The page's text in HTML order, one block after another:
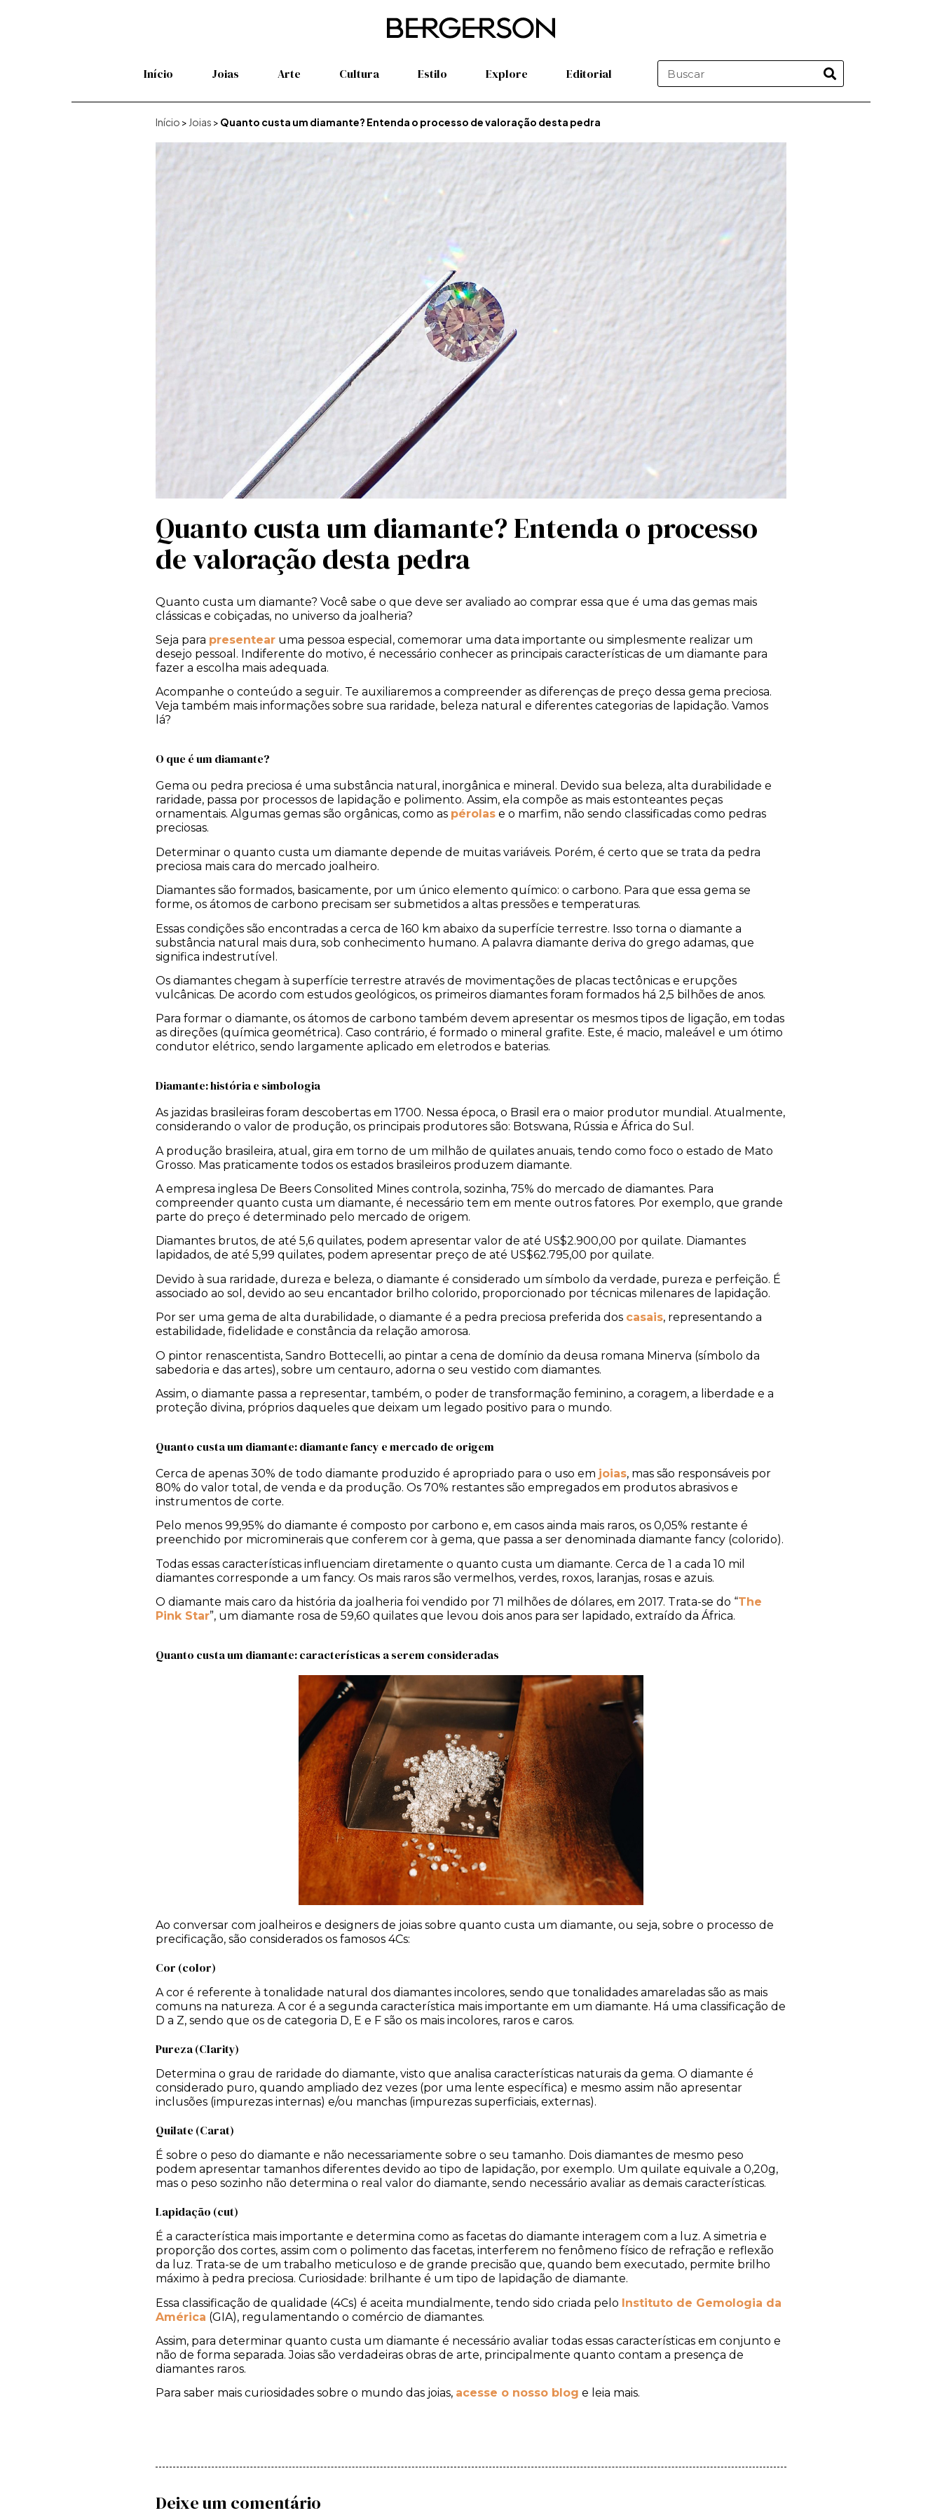
Início Joias Arte Cultura Estilo Explore Editorial
Início > Joias > Quanto custa um diamante? Entenda o processo de valoração desta pedra
Quanto custa um diamante? Entenda o processo
de valoração desta pedra
Quanto custa um diamante? Você sabe o que deve ser avaliado ao comprar essa que é uma das gemas mais
clássicas e cobiçadas, no universo da joalheria?
Seja para presentear uma pessoa especial, comemorar uma data importante ou simplesmente realizar um
desejo pessoal. Indiferente do motivo, é necessário conhecer as principais características de um diamante para
fazer a escolha mais adequada.
Acompanhe o conteúdo a seguir. Te auxiliaremos a compreender as diferenças de preço dessa gema preciosa.
Veja também mais informações sobre sua raridade, beleza natural e diferentes categorias de lapidação. Vamos
lá?
O que é um diamante?
Gema ou pedra preciosa é uma substância natural, inorgânica e mineral. Devido sua beleza, alta durabilidade e
raridade, passa por processos de lapidação e polimento. Assim, ela compõe as mais estonteantes peças
ornamentais. Algumas gemas são orgânicas, como as pérolas e o marfim, não sendo classificadas como pedras
preciosas.
Determinar o quanto custa um diamante depende de muitas variáveis. Porém, é certo que se trata da pedra
preciosa mais cara do mercado joalheiro.
Diamantes são formados, basicamente, por um único elemento químico: o carbono. Para que essa gema se
forme, os átomos de carbono precisam ser submetidos a altas pressões e temperaturas.
Essas condições são encontradas a cerca de 160 km abaixo da superfície terrestre. Isso torna o diamante a
substância natural mais dura, sob conhecimento humano. A palavra diamante deriva do grego adamas, que
significa indestrutível.
Os diamantes chegam à superfície terrestre através de movimentações de placas tectônicas e erupções
vulcânicas. De acordo com estudos geológicos, os primeiros diamantes foram formados há 2,5 bilhões de anos.
Para formar o diamante, os átomos de carbono também devem apresentar os mesmos tipos de ligação, em todas
as direções (química geométrica). Caso contrário, é formado o mineral grafite. Este, é macio, maleável e um ótimo
condutor elétrico, sendo largamente aplicado em eletrodos e baterias.
Diamante: história e simbologia
As jazidas brasileiras foram descobertas em 1700. Nessa época, o Brasil era o maior produtor mundial. Atualmente,
considerando o valor de produção, os principais produtores são: Botswana, Rússia e África do Sul.
A produção brasileira, atual, gira em torno de um milhão de quilates anuais, tendo como foco o estado de Mato
Grosso. Mas praticamente todos os estados brasileiros produzem diamante.
A empresa inglesa De Beers Consolited Mines controla, sozinha, 75% do mercado de diamantes. Para
compreender quanto custa um diamante, é necessário tem em mente outros fatores. Por exemplo, que grande
parte do preço é determinado pelo mercado de origem.
Diamantes brutos, de até 5,6 quilates, podem apresentar valor de até US$2.900,00 por quilate. Diamantes
lapidados, de até 5,99 quilates, podem apresentar preço de até US$62.795,00 por quilate.
Devido à sua raridade, dureza e beleza, o diamante é considerado um símbolo da verdade, pureza e perfeição. É
associado ao sol, devido ao seu encantador brilho colorido, proporcionado por técnicas milenares de lapidação.
Por ser uma gema de alta durabilidade, o diamante é a pedra preciosa preferida dos casais, representando a
estabilidade, fidelidade e constância da relação amorosa.
O pintor renascentista, Sandro Bottecelli, ao pintar a cena de domínio da deusa romana Minerva (símbolo da
sabedoria e das artes), sobre um centauro, adorna o seu vestido com diamantes.
Assim, o diamante passa a representar, também, o poder de transformação feminino, a coragem, a liberdade e a
proteção divina, próprios daqueles que deixam um legado positivo para o mundo.
Quanto custa um diamante: diamante fancy e mercado de origem
Cerca de apenas 30% de todo diamante produzido é apropriado para o uso em joias, mas são responsáveis por
80% do valor total, de venda e da produção. Os 70% restantes são empregados em produtos abrasivos e
instrumentos de corte.
Pelo menos 99,95% do diamante é composto por carbono e, em casos ainda mais raros, os 0,05% restante é
preenchido por microminerais que conferem cor à gema, que passa a ser denominada diamante fancy (colorido).
Todas essas características influenciam diretamente o quanto custa um diamante. Cerca de 1 a cada 10 mil
diamantes corresponde a um fancy. Os mais raros são vermelhos, verdes, roxos, laranjas, rosas e azuis.
O diamante mais caro da história da joalheria foi vendido por 71 milhões de dólares, em 2017. Trata-se do “The
Pink Star”, um diamante rosa de 59,60 quilates que levou dois anos para ser lapidado, extraído da África.
Quanto custa um diamante: características a serem consideradas
Ao conversar com joalheiros e designers de joias sobre quanto custa um diamante, ou seja, sobre o processo de
precificação, são considerados os famosos 4Cs:
Cor (color)
A cor é referente à tonalidade natural dos diamantes incolores, sendo que tonalidades amareladas são as mais
comuns na natureza. A cor é a segunda característica mais importante em um diamante. Há uma classificação de
D a Z, sendo que os de categoria D, E e F são os mais incolores, raros e caros.
Pureza (Clarity)
Determina o grau de raridade do diamante, visto que analisa características naturais da gema. O diamante é
considerado puro, quando ampliado dez vezes (por uma lente específica) e mesmo assim não apresentar
inclusões (impurezas internas) e/ou manchas (impurezas superficiais, externas).
Quilate (Carat)
É sobre o peso do diamante e não necessariamente sobre o seu tamanho. Dois diamantes de mesmo peso
podem apresentar tamanhos diferentes devido ao tipo de lapidação, por exemplo. Um quilate equivale a 0,20g,
mas o peso sozinho não determina o real valor do diamante, sendo necessário avaliar as demais características.
Lapidação (cut)
É a característica mais importante e determina como as facetas do diamante interagem com a luz. A simetria e
proporção dos cortes, assim com o polimento das facetas, interferem no fenômeno físico de refração e reflexão
da luz. Trata-se de um trabalho meticuloso e de grande precisão que, quando bem executado, permite brilho
máximo à pedra preciosa. Curiosidade: brilhante é um tipo de lapidação de diamante.
Essa classificação de qualidade (4Cs) é aceita mundialmente, tendo sido criada pelo Instituto de Gemologia da
América (GIA), regulamentando o comércio de diamantes.
Assim, para determinar quanto custa um diamante é necessário avaliar todas essas características em conjunto e
não de forma separada. Joias são verdadeiras obras de arte, principalmente quanto contam a presença de
diamantes raros.
Para saber mais curiosidades sobre o mundo das joias, acesse o nosso blog e leia mais.
Deixe um comentário